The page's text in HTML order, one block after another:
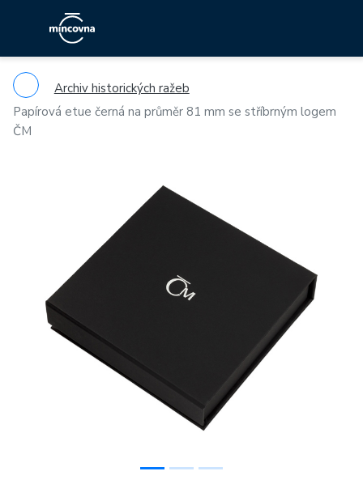
Archiv historických ražeb
Papírová etue černá na průměr 81 mm se stříbrným logem
ČM
Previous